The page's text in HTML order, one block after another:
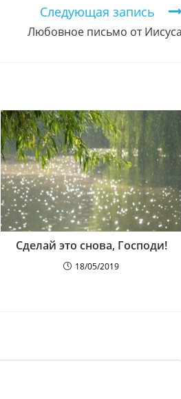
Следующая запись
Любовное письмо от Иисуса
Сделай это снова, Господи!
18/05/2019